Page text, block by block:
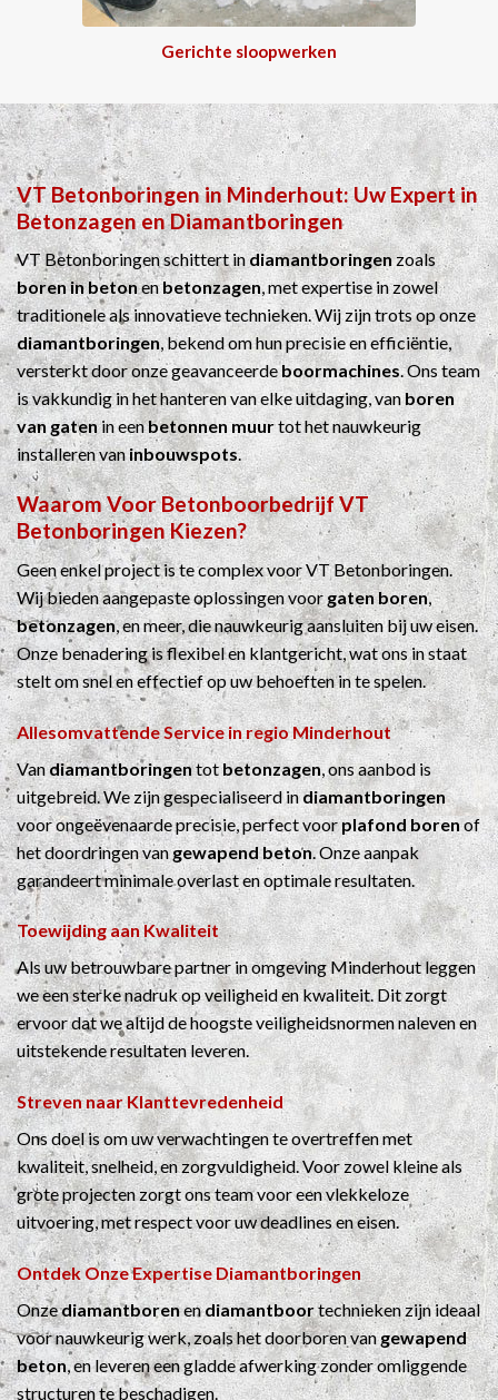
Gerichte sloopwerken
VT BetonboringeninMinderhout: Uw Expert in
BetonzagenenDiamantboringen
VT Betonboringen schittert indiamantboringenzoals
boren in betonenbetonzagen, met expertise in zowel
traditionele als innovatieve technieken. Wij zijn trots op onze
diamantboringen, bekend om hun precisie en efficiëntie,
versterkt door onze geavanceerdeboormachines. Ons team
is vakkundig in het hanteren van elke uitdaging, vanboren
van gatenin eenbetonnen muurtot het nauwkeurig
installeren vaninbouwspots.
Waarom VoorBetonboorbedrijfVT
Betonboringen Kiezen?
Geen enkel project is te complex voor VT Betonboringen.
Wij bieden aangepaste oplossingen voorgaten boren,
betonzagen, en meer, die nauwkeurig aansluiten bij uw eisen.
Onze benadering is flexibel en klantgericht, wat ons in staat
stelt om snel en effectief op uw behoeften in te spelen.
Allesomvattende Service in regio Minderhout
Vandiamantboringentotbetonzagen, ons aanbod is
uitgebreid. We zijn gespecialiseerd indiamantboringen
voor ongeëvenaarde precisie, perfect voorplafond borenof
het doordringen vangewapend beton. Onze aanpak
garandeert minimale overlast en optimale resultaten.
Toewijding aan Kwaliteit
Als uw betrouwbare partner in omgeving Minderhout leggen
we een sterke nadruk op veiligheid en kwaliteit. Dit zorgt
ervoor dat we altijd de hoogste veiligheidsnormen naleven en
uitstekende resultaten leveren.
Streven naar Klanttevredenheid
Ons doel is om uw verwachtingen te overtreffen met
kwaliteit, snelheid, en zorgvuldigheid. Voor zowel kleine als
grote projecten zorgt ons team voor een vlekkeloze
uitvoering, met respect voor uw deadlines en eisen.
Ontdek Onze ExpertiseDiamantboringen
Onzediamantborenendiamantboortechnieken zijn ideaal
voor nauwkeurig werk, zoals het doorboren vangewapend
beton, en leveren een gladde afwerking zonder omliggende
structuren te beschadigen.